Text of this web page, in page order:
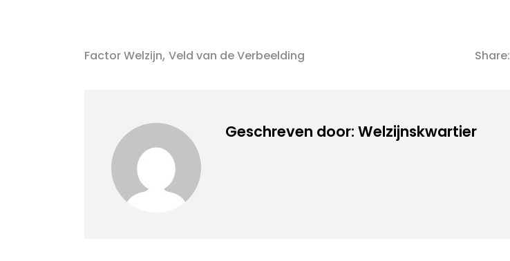
Factor Welzijn, Veld van de Verbeelding Share:
Geschreven door: Welzijnskwartier